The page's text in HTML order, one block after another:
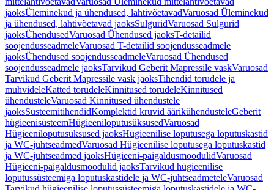
jaoksÜleminekud ja ühendused, lahtivõetavadVaruosad Üleminekud
ja ühendused, lahtivõetavad jaoksSulguridVaruosad Sulgurid
jaoksÜhendusedVaruosad Ühendused jaoksT-detailid
soojendusseadmeleVaruosad T-detailid soojendusseadmele
jaoksÜhendused soojendusseadmeleVaruosad Ühendused
soojendusseadmele jaoksTarvikud Geberit Mapressile vaskVaruosad
Tarvikud Geberit Mapressile vask jaoksTihendid torudele ja
muhvideleKatted torudeleKinnitused torudeleKinnitused
ühendusteleVaruosad Kinnitused ühendustele
jaoksSüsteemitihendidKomplektid kruvid äärikühendusteleGeberit
hügieenisüsteemHügieeniloputusüksusedVaruosad
Hügieeniloputusüksused jaoksHügieenilise loputusega loputuskastid
ja WC-juhtseadmedVaruosad Hügieenilise loputusega loputuskastid
ja WC-juhtseadmed jaoksHügieeni-paigaldusmoodulidVaruosad
Hügieeni-paigaldusmoodulid jaoksTarvikud hügieenilise
loputussüsteemiga loputuskastidele ja WC-juhtseadmeteleVaruosad